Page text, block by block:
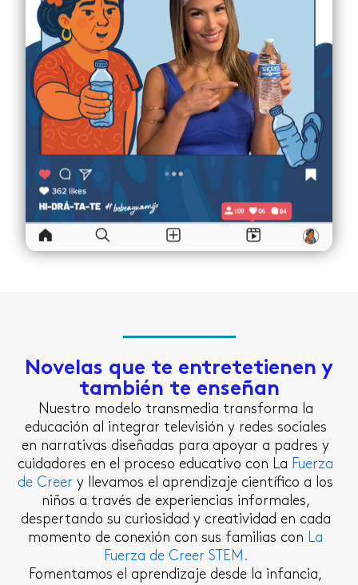
Novelas que te entretetienen y
también te enseñan
Nuestro modelo transmedia transforma la
educación al integrar televisión y redes sociales
en narrativas diseñadas para apoyar a padres y
cuidadores en el proceso educativo con La Fuerza
de Creer y llevamos el aprendizaje científico a los
niños a través de experiencias informales,
despertando su curiosidad y creatividad en cada
momento de conexión con sus familias con La
Fuerza de Creer STEM.
Fomentamos el aprendizaje desde la infancia,